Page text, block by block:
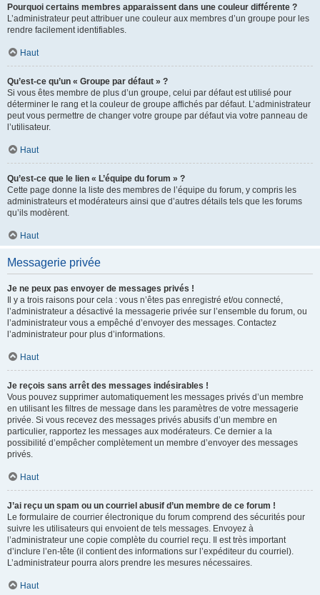
Pourquoi certains membres apparaissent dans une couleur différente ?
L’administrateur peut attribuer une couleur aux membres d’un groupe pour les
rendre facilement identifiables.
Haut
Qu’est-ce qu’un « Groupe par défaut » ?
Si vous êtes membre de plus d’un groupe, celui par défaut est utilisé pour
déterminer le rang et la couleur de groupe affichés par défaut. L’administrateur
peut vous permettre de changer votre groupe par défaut via votre panneau de
l’utilisateur.
Haut
Qu’est-ce que le lien « L’équipe du forum » ?
Cette page donne la liste des membres de l’équipe du forum, y compris les
administrateurs et modérateurs ainsi que d’autres détails tels que les forums
qu’ils modèrent.
Haut
Messagerie privée
Je ne peux pas envoyer de messages privés !
Il y a trois raisons pour cela : vous n’êtes pas enregistré et/ou connecté,
l’administrateur a désactivé la messagerie privée sur l’ensemble du forum, ou
l’administrateur vous a empêché d’envoyer des messages. Contactez
l’administrateur pour plus d’informations.
Haut
Je reçois sans arrêt des messages indésirables !
Vous pouvez supprimer automatiquement les messages privés d’un membre
en utilisant les filtres de message dans les paramètres de votre messagerie
privée. Si vous recevez des messages privés abusifs d’un membre en
particulier, rapportez les messages aux modérateurs. Ce dernier a la
possibilité d’empêcher complètement un membre d’envoyer des messages
privés.
Haut
J’ai reçu un spam ou un courriel abusif d’un membre de ce forum !
Le formulaire de courrier électronique du forum comprend des sécurités pour
suivre les utilisateurs qui envoient de tels messages. Envoyez à
l’administrateur une copie complète du courriel reçu. Il est très important
d’inclure l’en-tête (il contient des informations sur l’expéditeur du courriel).
L’administrateur pourra alors prendre les mesures nécessaires.
Haut